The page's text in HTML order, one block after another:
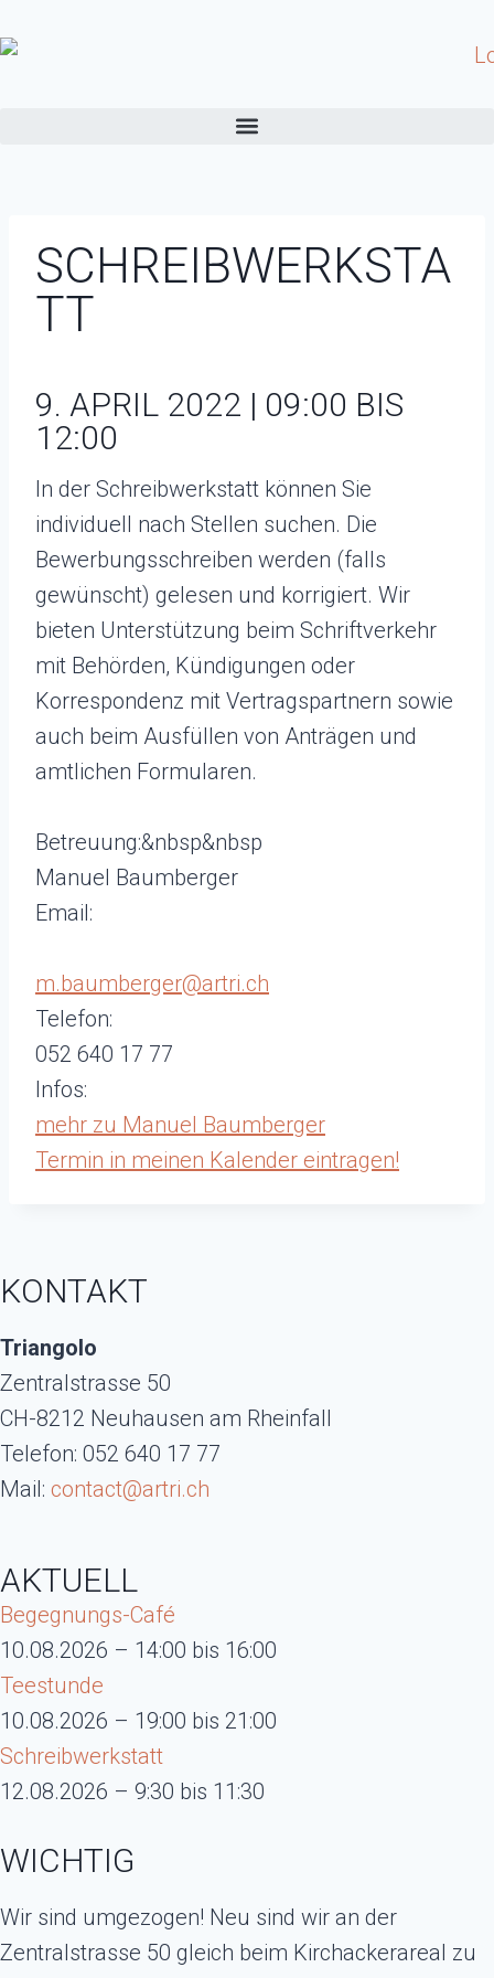
SCHREIBWERKSTA
TT
9. APRIL 2022 | 09:00 BIS
12:00
In der Schreibwerkstatt können Sie
individuell nach Stellen suchen. Die
Bewerbungsschreiben werden (falls
gewünscht) gelesen und korrigiert. Wir
bieten Unterstützung beim Schriftverkehr
mit Behörden, Kündigungen oder
Korrespondenz mit Vertragspartnern sowie
auch beim Ausfüllen von Anträgen und
amtlichen Formularen.
Betreuung:&nbsp&nbsp
Manuel Baumberger
Email:
m.baumberger@artri.ch
Telefon:
052 640 17 77
Infos:
mehr zu Manuel Baumberger
Termin in meinen Kalender eintragen!
KONTAKT
Triangolo
Zentralstrasse 50
CH-8212 Neuhausen am Rheinfall
Telefon: 052 640 17 77
Mail: contact@artri.ch
AKTUELL
Begegnungs-Café
10.08.2026 – 14:00 bis 16:00
Teestunde
10.08.2026 – 19:00 bis 21:00
Schreibwerkstatt
12.08.2026 – 9:30 bis 11:30
WICHTIG
Wir sind umgezogen! Neu sind wir an der
Zentralstrasse 50 gleich beim Kirchackerareal zu